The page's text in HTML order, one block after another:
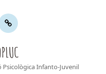
YOUTUBE
Infanto-Juvenil